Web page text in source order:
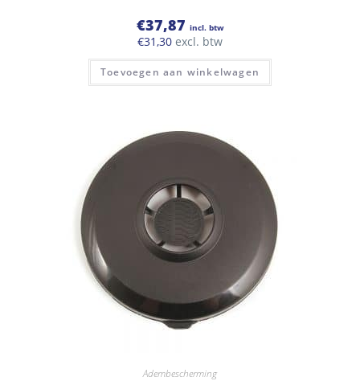
€37,87 incl. btw
€31,30 excl. btw
Toevoegen aan winkelwagen
Adembescherming